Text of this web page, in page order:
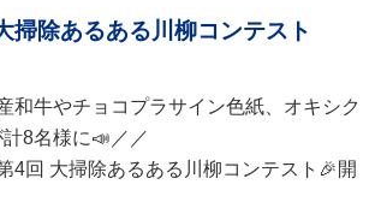
除あるある川柳コンテスト
和牛やチョコプラサイン色紙、オキシク
8名様に📣／／
4回 大掃除あるある川柳コンテスト🎉開